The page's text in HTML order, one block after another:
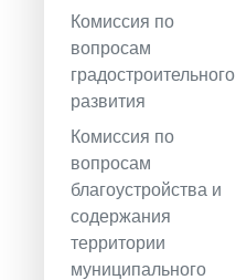
Комиссия по
вопросам
градостроительного
развития
Комиссия по
вопросам
благоустройства и
содержания
территории
муниципального